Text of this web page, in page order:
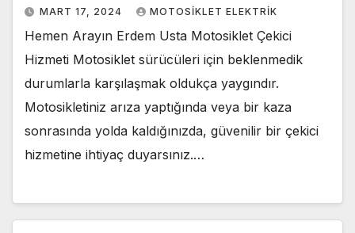
MART 17, 2024 MOTOSIKLET ELEKTRIK
Hemen Arayın Erdem Usta Motosiklet Çekici
Hizmeti Motosiklet sürücüleri için beklenmedik
durumlarla karşılaşmak oldukça yaygındır.
Motosikletiniz arıza yaptığında veya bir kaza
sonrasında yolda kaldığınızda, güvenilir bir çekici
hizmetine ihtiyaç duyarsınız.…